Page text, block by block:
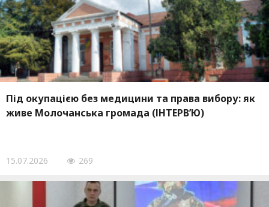
Під окупацією без медицини та права вибору: як
живе Молочанська громада (ІНТЕРВ’Ю)
15.07.2026 269